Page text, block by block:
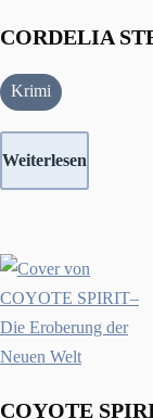
CORDELIA
Krimi
Weiterlesen
COYOTE